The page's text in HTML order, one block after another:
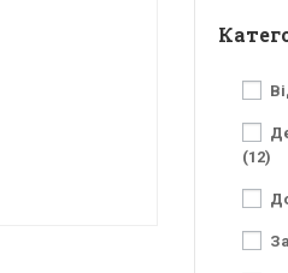
(12)